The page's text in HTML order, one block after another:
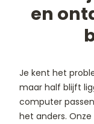
Hoe
en
Je kent het
maar half blijft
computer
het anders.